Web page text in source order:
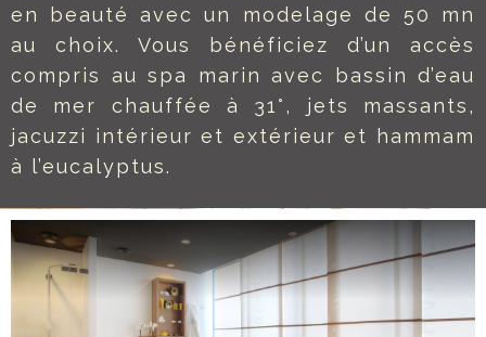
en beauté avec un modelage de 50 mn
au choix. Vous bénéficiez d’un accès
compris au spa marin avec bassin d’eau
de mer chauffée à 31°, jets massants,
jacuzzi intérieur et extérieur et hammam
à l’eucalyptus.